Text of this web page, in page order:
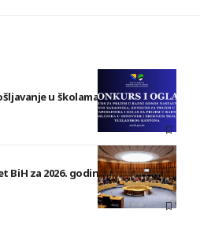
u školama TK: Rok za
BiH za 2026. godinu vrijedan 1,58